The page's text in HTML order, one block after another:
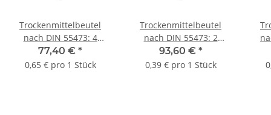
Trockenmittelbeutel
nach DIN 55473: 4
Einheiten | 100 x 160
mm (B x L) | VE = 120
77,40 € *
0,65 € pro 1 Stück
Trockenmittelbeutel
nach DIN 55473: 2
Einheiten | 70 x 150 mm
(B x L) | VE = 240 Stk.
93,60 € *
0,39 € pro 1 Stück